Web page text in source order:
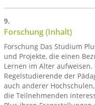
Forschung (Inhalt)
Forschung Das Studium
und Projekte, die einen
Lernen im Alter
Regelstudierende der
auch anderer
die Teilnehmenden